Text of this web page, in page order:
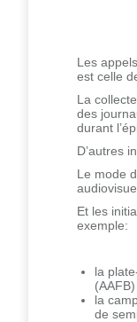
Les
est celle
La
des
durant
D’autres
Le mode
Et les
exemple:
la
la
de